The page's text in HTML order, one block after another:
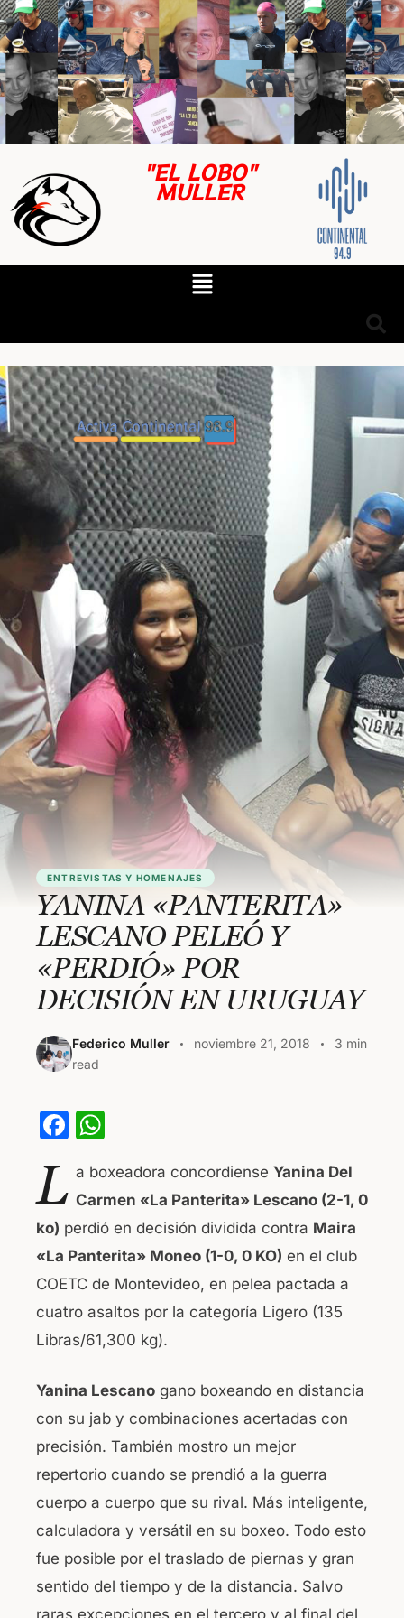
"EL LOBO"
MULLER
ENTREVISTAS Y HOMENAJES
YANINA «PANTERITA»
LESCANO PELEÓ Y
«PERDIÓ» POR
DECISIÓN EN URUGUAY
Federico Muller noviembre 21, 2018
3 min
read
F
c
e
b
o
o
k
at
s
A
p
p
L a boxeadora concordiense Yanina Del
Carmen «La Panterita» Lescano (2-1, 0
ko) perdió en decisión dividida contra Maira
«La Panterita» Moneo (1-0, 0 KO) en el club
COETC de Montevideo, en pelea pactada a
cuatro asaltos por la categoría Ligero (135
Libras/61,300 kg).
Yanina Lescano gano boxeando en distancia
con su jab y combinaciones acertadas con
precisión. También mostro un mejor
repertorio cuando se prendió a la guerra
cuerpo a cuerpo que su rival. Más inteligente,
calculadora y versátil en su boxeo. Todo esto
fue posible por el traslado de piernas y gran
sentido del tiempo y de la distancia. Salvo